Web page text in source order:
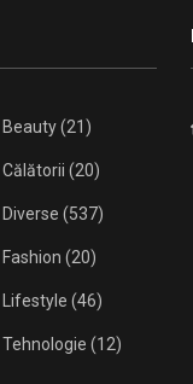
Beauty(21)
Călătorii (20)
Diverse (537)
Fashion (20)
Lifestyle (46)
Tehnologie (12)